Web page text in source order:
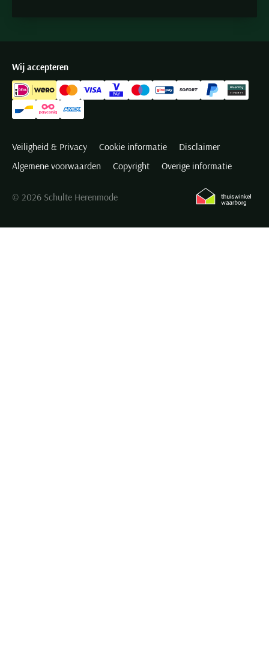
Wij accepteren
Veiligheid & Privacy Cookie informatie
Disclaimer
Algemene voorwaarden
Copyright Overige informatie
© 2026 Schulte Herenmode